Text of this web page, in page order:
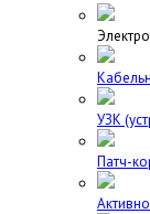
УЗК
Патч-